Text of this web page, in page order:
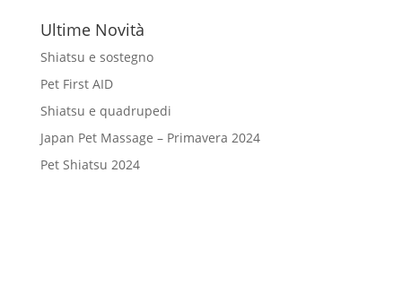
Ultime Novità
Shiatsu e sostegno
Pet First AID
Shiatsu e quadrupedi
Japan Pet Massage – Primavera 2024
Pet Shiatsu 2024